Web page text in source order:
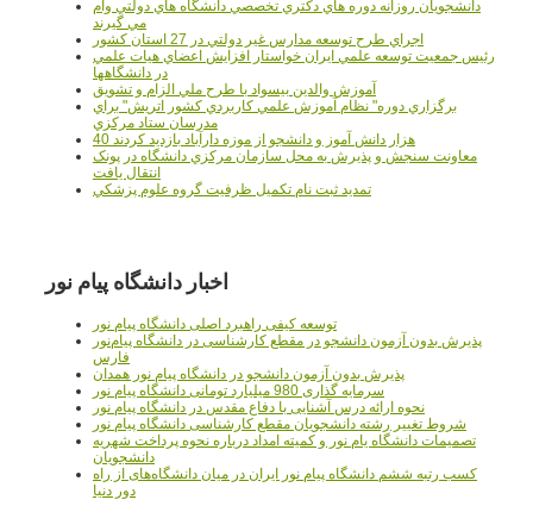
دانشجويان روزانه دوره هاي دكتري تخصصي دانشگاه هاي دولتي وام
مي گيرند
اجراي طرح توسعه مدارس غير دولتي در 27 استان کشور
رئيس جمعيت توسعه علمي ايران خواستار افزايش اعضاي هيات علمي
در دانشگاهها
آموزش والدين بيسواد با طرح ملي الزام و تشويق
برگزاري دوره" نظام آموزش علمي كاربردي كشور اتريش" براي
مدرسان ستاد مرکزي
40 هزار دانش آموز و دانشجو از موزه دارآباد بازديد کردند
معاونت سنجش و پذيرش به محل سازمان مرکزي دانشگاه در پونک
انتقال يافت
تمديد ثبت نام تکميل ظرفيت گروه علوم پزشکي
اخبار دانشگاه پیام نور
توسعه کیفی راهبرد اصلی دانشگاه پیام نور
پذیرش بدون آزمون دانشجو در مقطع کارشناسی در دانشگاه پیام‌نور
فارس
پذیرش بدون آزمون دانشجو در دانشگاه پیام نور همدان
سرمایه گذاری 980 میلیارد تومانی دانشگاه پیام نور
نحوه ارائه درس آشنایی با دفاع مقدس در دانشگاه پیام نور
شروط تغییر رشته دانشجویان مقطع کارشناسی دانشگاه پیام نور
تصمیمات دانشگاه یام نور و کمیته امداد درباره نحوه پرداخت شهریه
دانشجویان
کسب رتبه ششم دانشگاه پیام نور ایران در میان دانشگاه‌های از راه
دور دنیا